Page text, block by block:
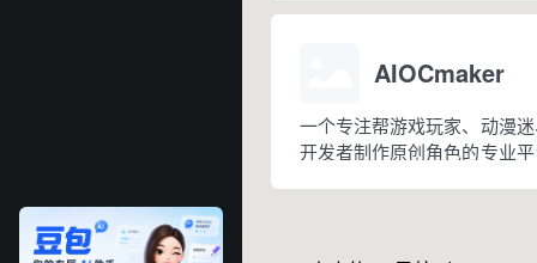
帮各类创意项目找到合适的
AIOCmaker
一个专注帮游戏玩家、动漫
开发者制作原创角色的专业